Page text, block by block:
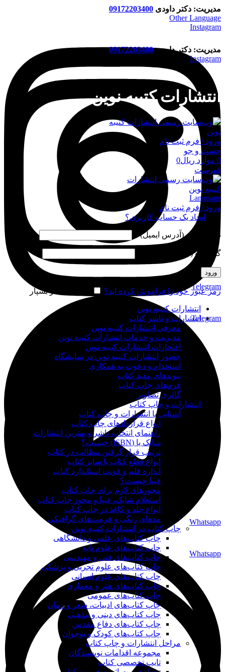
مدیریت: دکتر داودی 09172203400
Other Language
Instagram
Telegram
Whatsapp
مدیریت: دکتر داودی09172203400
Instagram
Telegram
Whatsapp
انتشارات کتیبه نوین
ورود / فرم ثبت نام
جست و جو
0 موارد ریال0
فهرست
Language
ورود / فرم ثبت نام
ورود
ایجاد یک حساب کاربری؟
نام کاربری (آدرس ایمیل)
گذرواژه (شماره موبایل)
ورود
رمز عبور خود را فراموش کرده اید؟ مرا به خاطر بسپار
انتشارات کتیبه نوین
انتشارات و ناشر کتاب
معرفی انتشارات کتیبه نوین
مدیریت و خدمات انتشارات کتیبه نوین
افتخارات انتشارات کتیبه نوین
حضور انتشارات کتیبه نوین در نمایشگاه‌
استخدام و دعوت به همکاری
پیوندهای مفید کتاب
فرم‌های چاپ کتاب
گالری تصاویر
انتشارات و چاپ کتاب
آشنایی با انتشارات و چاپ کتاب
انواع قراردادهای چاپ کتاب
راهنمای انتخاب ناشر و بهترین انتشارات
شابک یا (ISBN) چیست؟
ترتیب قرار گرفتن مطالب در کتاب
انواع قطع کتاب یا سایز کتاب
اندازه قلم و فونت استاندارد کتاب
فیپا چیست؟
مجوزهای لازم برای چاپ کتاب
استعلام شابک، فیپا و مجوز چاپ کتاب
انواع جلد و کاغذ در چاپ کتاب
مدهای رنگی و فرمت‌های گرافیکی
چاپ کتاب در انتشارات کتیبه نوین
چاپ کتاب‌های علمی و دانشگاهی
چاپ کتاب‌های علوم پایه
چاپ کتاب‌های فنی و مهندسی
چاپ کتاب‌های علوم تجربی و پزشکی
چاپ کتاب‌های علوم انسانی
چاپ کتاب‌های هنر و معماری
چاپ کتاب‌های عمومی
چاپ کتاب‌های ادبیات، شعر و رمان
چاپ کتاب‌های دینی و مذهبی
چاپ کتاب‌های دفاع مقدس
چاپ کتاب‌های کودک و نوجوان
مراحل انتشارات و چاپ کتاب
مجموعه اقدامات نویسندگان
تایپ تخصصی کتاب